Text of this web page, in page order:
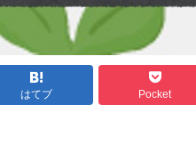
はてブ Pocket